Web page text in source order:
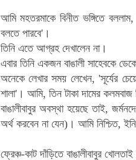
আমি মহতরমাকে বিনীত ভঙ্গিতে
বলতে পারবে'।
তিনি এতে আগ্রহ দেখালেন না।
এবার তিনি একজন বাঙালী সাহেবকে
অনেকে লেখার সময় লেখেন, 'সূর্যের
শালা'। আমি, তিন টাকা দামের কলমবাজ
বাঙালীবাবুর অবস্থা হয়েছে তাই,
অর্থ করবেন না যেন)। আমি নিশ্চিত,
ফ্রেঞ্চ-কাট দাঁড়িতে বাঙালীবাবুর